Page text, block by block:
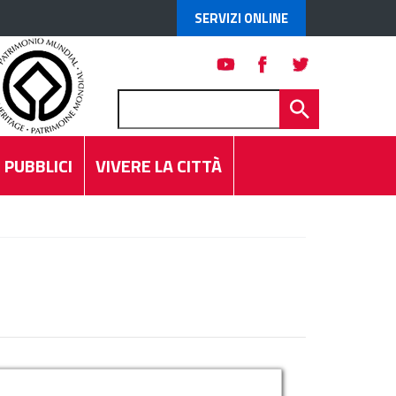
SERVIZI ONLINE
VIVERE LA CITTÀ